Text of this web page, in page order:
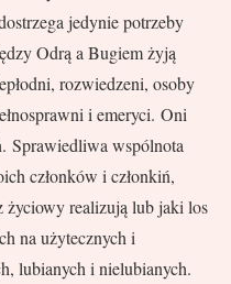
jedynie potrzeby
Odrą a Bugiem żyją
rozwiedzeni, osoby
i emeryci. Oni
Sprawiedliwa wspólnota
członków i członkiń,
życiowy realizują lub jaki los
na użytecznych i
lubianych i nielubianych.